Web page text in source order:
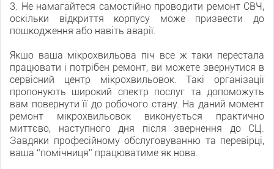
3. Не намагайтеся самостійно проводити ремонт СВЧ,
оскільки відкриття корпусу може призвести до
пошкодження або навіть аварії.
Якщо ваша мікрохвильова піч все ж таки перестала
працювати і потрібен ремонт, ви можете звернутися в
сервісний центр мікрохвильовок. Такі організації
пропонують широкий спектр послуг та допоможуть
вам повернути її до робочого стану. На даний момент
ремонт мікрохвильовок виконується практично
миттєво, наступного дня після звернення до СЦ.
Завдяки професійному обслуговуванню та перевірці,
ваша “помічниця” працюватиме як нова.